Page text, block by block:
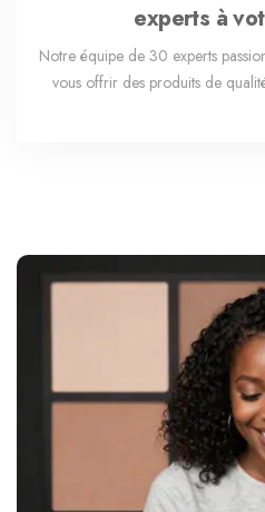
experts à
Notre équipe de 30 experts
vous offrir des produits de